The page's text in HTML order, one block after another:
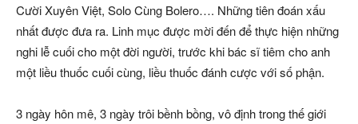
Cười Xuyên Việt, Solo Cùng Bolero…. Những tiên đoán xấu
nhất được đưa ra. Linh mục được mời đến để thực hiện những
nghi lễ cuối cho một đời người, trước khi bác sĩ tiêm cho anh
một liều thuốc cuối cùng, liều thuốc đánh cược với số phận.
3 ngày hôn mê, 3 ngày trôi bềnh bồng, vô định trong thế giới